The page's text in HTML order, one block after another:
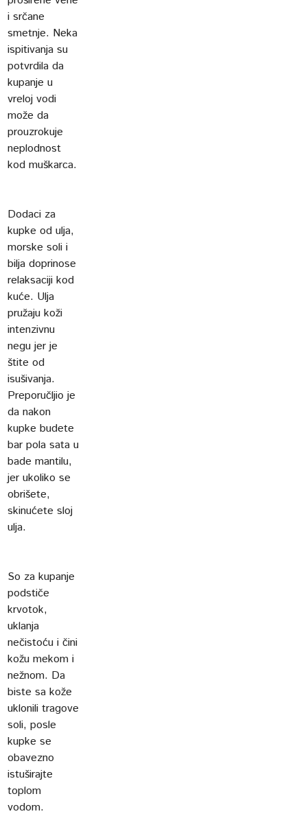
i srčane
smetnje. Neka
ispitivanja su
potvrdila da
kupanje u
vreloj vodi
može da
prouzrokuje
neplodnost
kod muškarca.
Dodaci za
kupke od ulja,
morske soli i
bilja doprinose
relaksaciji kod
kuće. Ulja
pružaju koži
intenzivnu
negu jer je
štite od
isušivanja.
Preporučljio je
da nakon
kupke budete
bar pola sata u
bade mantilu,
jer ukoliko se
obrišete,
skinućete sloj
ulja.
So za kupanje
podstiče
krvotok,
uklanja
nečistoću i čini
kožu mekom i
nežnom. Da
biste sa kože
uklonili tragove
soli, posle
kupke se
obavezno
istuširajte
toplom
vodom.